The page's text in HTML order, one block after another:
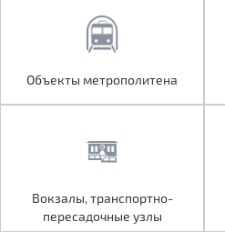
Вокзалы, транспортно-
пересадочные узлы
Объекты метрополитена
Вокзалы, транспортно-
пересадочные узлы